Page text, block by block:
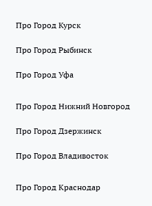
Про Город Курск
Про Город Рыбинск
Про Город Уфа
Про Город Нижний Новгород
Про Город Дзержинск
Про Город Владивосток
Про Город Краснодар